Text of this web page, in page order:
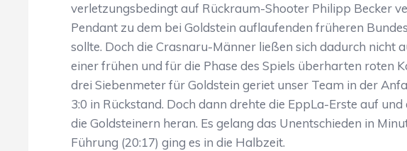
verletzungsbedingt auf Rückraum-Shooter Philipp Becker
Pendant zu dem bei Goldstein auflaufenden früheren
sollte. Doch die Crasnaru-Männer ließen sich dadurch nicht
einer frühen und für die Phase des Spiels überharten roten
drei Siebenmeter für Goldstein geriet unser Team in der
3:0 in Rückstand. Doch dann drehte die EppLa-Erste auf
die Goldsteinern heran. Es gelang das Unentschieden in
Führung (20:17) ging es in die Halbzeit.